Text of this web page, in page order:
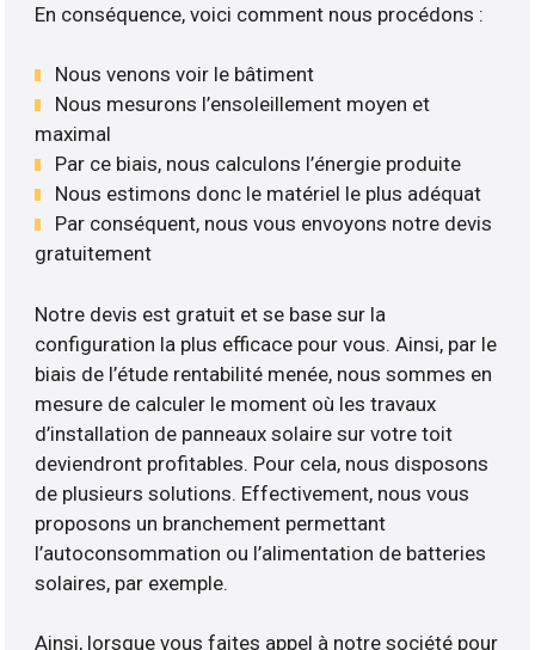
En conséquence, voici comment nous procédons :
Nous venons voir le bâtiment
Nous mesurons l’ensoleillement moyen et
maximal
Par ce biais, nous calculons l’énergie produite
Nous estimons donc le matériel le plus adéquat
Par conséquent, nous vous envoyons notre devis
gratuitement
Notre devis est gratuit et se base sur la
configuration la plus efficace pour vous. Ainsi, par le
biais de l’étude rentabilité menée, nous sommes en
mesure de calculer le moment où les travaux
d’installation de panneaux solaire sur votre toit
deviendront profitables. Pour cela, nous disposons
de plusieurs solutions. Effectivement, nous vous
proposons un branchement permettant
l’autoconsommation ou l’alimentation de batteries
solaires, par exemple.
Ainsi, lorsque vous faites appel à notre société pour